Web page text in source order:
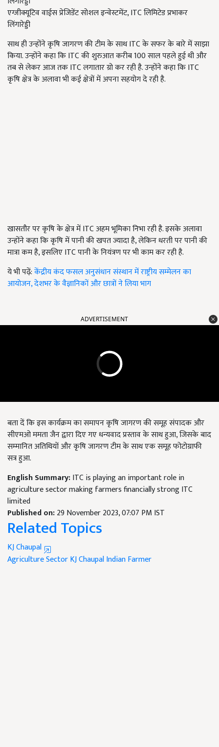
एग्जीक्यूटिव वाईस प्रेजिडेंट सोशल इन्वेस्टमेंट, ITC लिमिटेड प्रभाकर
लिंगारेड्डी
साथ ही उन्होंने कृषि जागरण की टीम के साथ ITC के सफर के बारे में साझा
किया. उन्होंने कहा कि ITC की शुरुआत करीब 100 साल पहले हुई थी और
तब से लेकर आज तक ITC लगातार ग्रो कर रही है. उन्होंने कहा कि ITC
कृषि क्षेत्र के अलावा भी कई क्षेत्रों में अपना सहयोग दे रही है.
खासतौर पर कृषि के क्षेत्र में ITC अहम भूमिका निभा रही है. इसके अलावा
उन्होंने कहा कि कृषि में पानी की खपत ज्यादा है,लेकिन धरती पर पानी की
मात्रा कम है,इसलिएITC पानी के नियंत्रण पर भी काम कर रही है.
ये भी पढ़ें:केंद्रीय कंद फसल अनुसंधान संस्थान में राष्ट्रीय सम्मेलन का
आयोजन, देशभर के वैज्ञानिकों और छात्रों ने लिया भाग
ADVERTISEMENT
बता दें कि इस कार्यक्रम का समापन कृषि जागरण की समूह संपादक और
सीएमओ ममता जैन द्वारा दिए गए धन्यवाद प्रस्ताव के साथ हुआ, जिसके बाद
सम्मानित अतिथियों और कृषि जागरण टीम के साथ एक समूह फोटोग्राफी
सत्र हुआ.
English Summary:ITC is playing an important role in
agriculture sector making farmers financially strong ITC
limited
Published on:29 November 2023, 07:07 PM IST
Related Topics
KJ Chaupal
Agriculture SectorKJ ChaupalIndian Farmer